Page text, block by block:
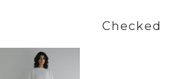
Checked